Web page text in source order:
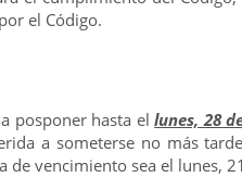
el Código.
posponer hasta ellunes, 28
a someterse no más
de vencimiento sea el lunes,